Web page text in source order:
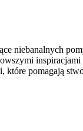
które pomagają